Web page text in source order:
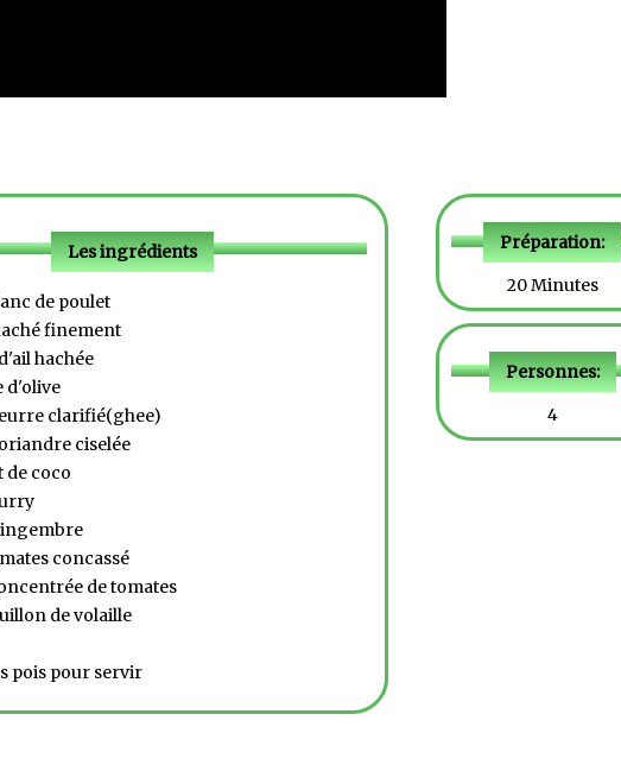
Les ingrédients
de poulet
finement
hachée
d'olive
clarifié(ghee)
ciselée
de coco
concassé
de tomates
de volaille
pois pour servir
Préparation:
20 Minutes
Personnes:
4